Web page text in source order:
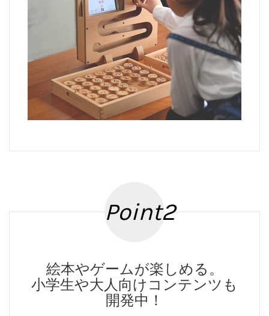
Point2
絵本やゲームが楽しめる。
小学生や大人向けコンテンツも
開発中！